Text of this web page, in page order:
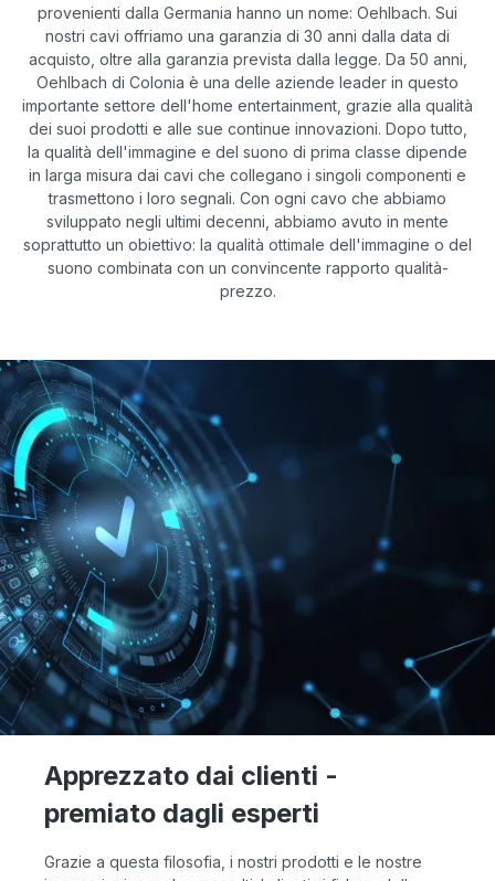
provenienti dalla Germania hanno un nome: Oehlbach. Sui
nostri cavi offriamo una garanzia di 30 anni dalla data di
acquisto, oltre alla garanzia prevista dalla legge. Da 50 anni,
Oehlbach di Colonia è una delle aziende leader in questo
importante settore dell'home entertainment, grazie alla qualità
dei suoi prodotti e alle sue continue innovazioni. Dopo tutto,
la qualità dell'immagine e del suono di prima classe dipende
in larga misura dai cavi che collegano i singoli componenti e
trasmettono i loro segnali. Con ogni cavo che abbiamo
sviluppato negli ultimi decenni, abbiamo avuto in mente
soprattutto un obiettivo: la qualità ottimale dell'immagine o del
suono combinata con un convincente rapporto qualità-
prezzo.
Apprezzato dai clienti -
premiato dagli esperti
Grazie a questa filosofia, i nostri prodotti e le nostre